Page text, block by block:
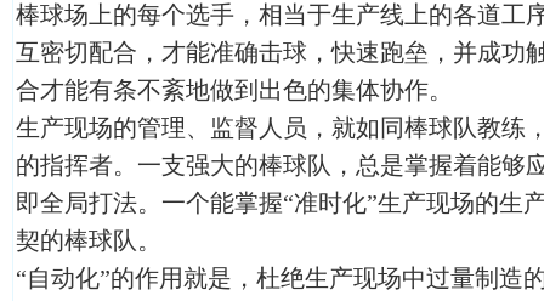
棒球场上的每个选手，相当于生产线上的各道工
互密切配合，才能准确击球，快速跑垒，并成功
合才能有条不紊地做到出色的集体协作。
生产现场的管理、监督人员，就如同棒球队教练
的指挥者。一支强大的棒球队，总是掌握着能够
即全局打法。一个能掌握“准时化”生产现场的生
契的棒球队。
“自动化”的作用就是，杜绝生产现场中过量制造